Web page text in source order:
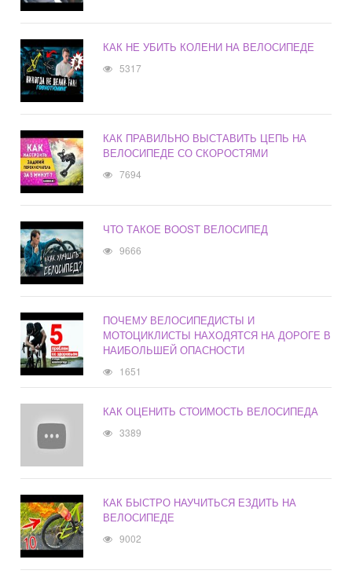
КАК НЕ УБИТЬ КОЛЕНИ НА ВЕЛОСИПЕДЕ
5317
КАК ПРАВИЛЬНО ВЫСТАВИТЬ ЦЕПЬ НА
ВЕЛОСИПЕДЕ СО СКОРОСТЯМИ
7694
ЧТО ТАКОЕ BOOST ВЕЛОСИПЕД
9666
ПОЧЕМУ ВЕЛОСИПЕДИСТЫ И
МОТОЦИКЛИСТЫ НАХОДЯТСЯ НА ДОРОГЕ В
НАИБОЛЬШЕЙ ОПАСНОСТИ
1651
КАК ОЦЕНИТЬ СТОИМОСТЬ ВЕЛОСИПЕДА
3389
КАК БЫСТРО НАУЧИТЬСЯ ЕЗДИТЬ НА
ВЕЛОСИПЕДЕ
9002